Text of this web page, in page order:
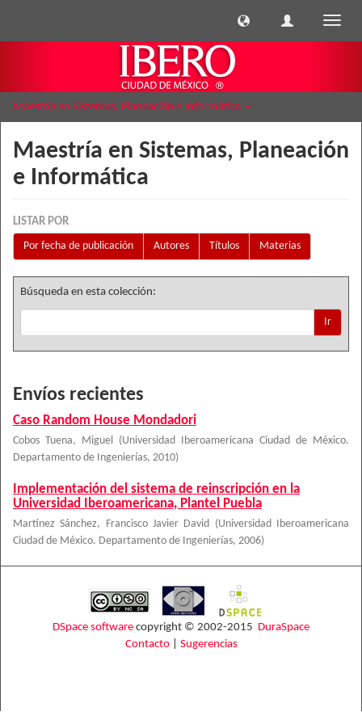
Maestría en Sistemas, Planeación e Informática
Maestría en Sistemas, Planeación
e Informática
LISTAR POR
Por fecha de publicación
Autores Títulos Materias
Búsqueda en esta colección:
Ir
Envíos recientes
Caso Random House Mondadori
Cobos Tuena, Miguel (Universidad Iberoamericana Ciudad de México.
Departamento de Ingenierías, 2010)
Implementación del sistema de reinscripción en la
Universidad Iberoamericana, Plantel Puebla
Martínez Sánchez, Francisco Javier David (Universidad Iberoamericana
Ciudad de México. Departamento de Ingenierías, 2006)
DSpace software copyright © 2002-2015 DuraSpace
Contacto| Sugerencias